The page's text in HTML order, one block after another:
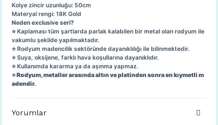
Kolye zincir uzunluğu: 50cm
Materyal rengi: 18K Gold
Neden exclusive seri?
⭐️ Kaplaması tüm şartlarda parlak kalabilen bir metal olan rodyum ile
vakumlu şekilde yapılmaktadır.
⭐️ Rodyum madencilik sektöründe dayanıklılığı ile bilinmektedir.
⭐️ Suya, oksijene, farklı hava koşullarına dayanıklıdır.
⭐️ Kullanımda kararma ya da aşınma yapmaz.
⭐️ Rodyum, metaller arasında altın ve platinden sonra en kıymetli m
adendir.
Yorumlar